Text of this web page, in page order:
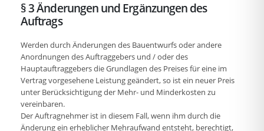
§ 3 Änderungen und Ergänzungen des
Auftrags
Werden durch Änderungen des Bauentwurfs oder andere
Anordnungen des Auftraggebers und / oder des
Hauptauftraggebers die Grundlagen des Preises für eine im
Vertrag vorgesehene Leistung geändert, so ist ein neuer Preis
unter Berücksichtigung der Mehr- und Minderkosten zu
vereinbaren.
Der Auftragnehmer ist in diesem Fall, wenn ihm durch die
Änderung ein erheblicher Mehraufwand entsteht, berechtigt,